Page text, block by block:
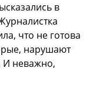
в
что не готова
нарушают
И неважно,